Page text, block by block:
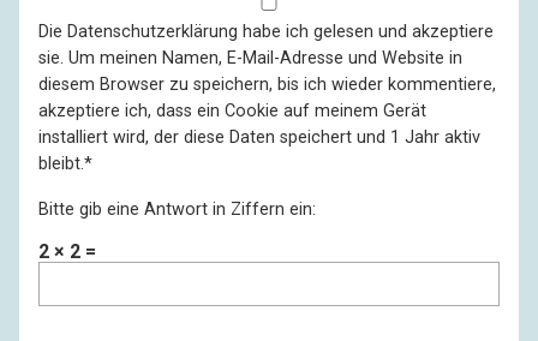
Die Datenschutzerklärung habe ich gelesen und akzeptiere
sie. Um meinen Namen, E-Mail-Adresse und Website in
diesem Browser zu speichern, bis ich wieder kommentiere,
akzeptiere ich, dass ein Cookie auf meinem Gerät
installiert wird, der diese Daten speichert und 1 Jahr aktiv
bleibt.*
Bitte gib eine Antwort in Ziffern ein:
2 × 2 =